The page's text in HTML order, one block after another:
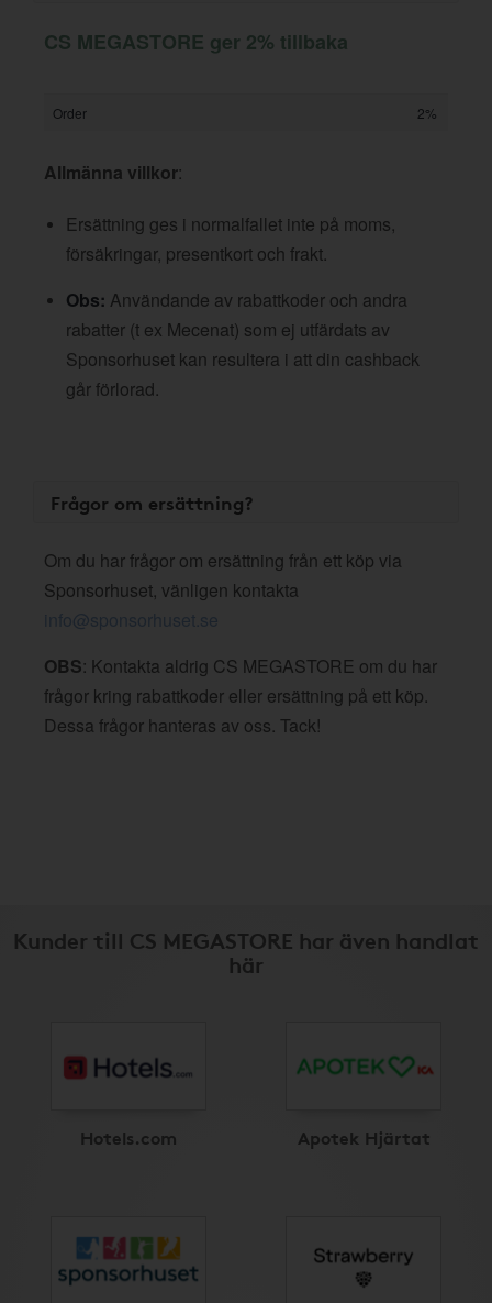
CS MEGASTORE ger 2% tillbaka
Order 2%
Allmänna villkor:
Ersättning ges i normalfallet inte på moms,
försäkringar, presentkort och frakt.
Obs: Användande av rabattkoder och andra
rabatter (t ex Mecenat) som ej utfärdats av
Sponsorhuset kan resultera i att din cashback
går förlorad.
Frågor om ersättning?
Om du har frågor om ersättning från ett köp via
Sponsorhuset, vänligen kontakta
info@sponsorhuset.se
OBS: Kontakta aldrig CS MEGASTORE om du har
frågor kring rabattkoder eller ersättning på ett köp.
Dessa frågor hanteras av oss. Tack!
Kunder till CS MEGASTORE har även handlat
här
Hotels.com Apotek Hjärtat